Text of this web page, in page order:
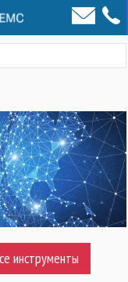
инструменты